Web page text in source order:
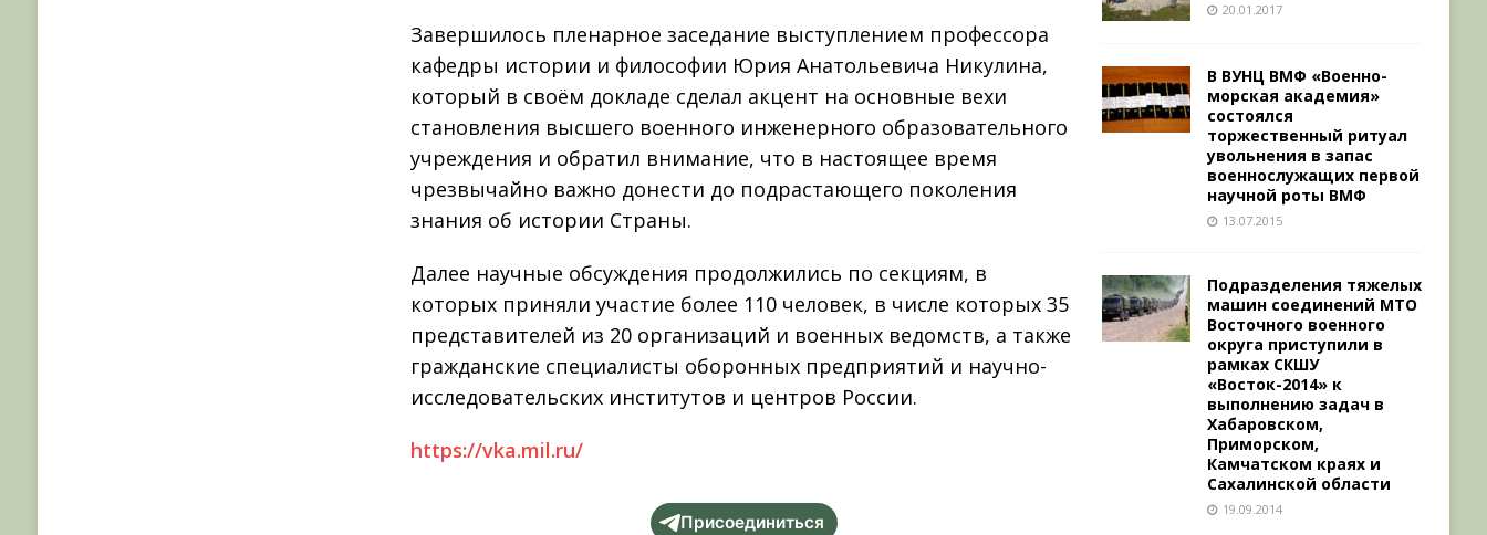
Завершилось пленарное заседание выступлением профессора
кафедры истории и философии Юрия Анатольевича Никулина,
который в своём докладе сделал акцент на основные вехи
становления высшего военного инженерного образовательного
учреждения и обратил внимание, что в настоящее время
чрезвычайно важно донести до подрастающего поколения
знания об истории Страны.
Далее научные обсуждения продолжились по секциям, в
которых приняли участие более 110 человек, в числе которых 35
представителей из 20 организаций и военных ведомств, а также
гражданские специалисты оборонных предприятий и научно-
исследовательских институтов и центров России.
https://vka.mil.ru/
Присоединиться
20.01.2017
В ВУНЦ ВМФ «Военно-
морская академия»
состоялся
торжественный ритуал
увольнения в запас
военнослужащих первой
научной роты ВМФ
13.07.2015
Подразделения тяжелых
машин соединений МТО
Восточного военного
округа приступили в
рамках СКШУ
«Восток-2014» к
выполнению задач в
Хабаровском,
Приморском,
Камчатском краях и
Сахалинской области
19.09.2014